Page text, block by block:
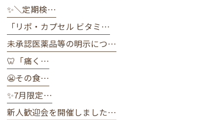
✨＼定期検…
「リポ・カプセル ビタミ…
未承認医薬品等の明示につ…
🦷「痛く…
😬その食…
✨7月限定…
新人歓迎会を開催しました…